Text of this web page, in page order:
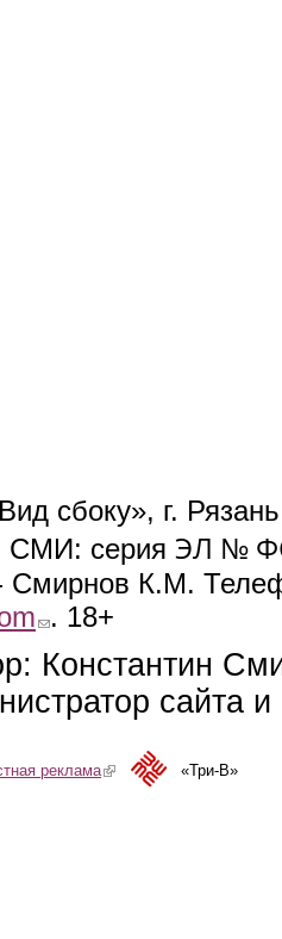
сбоку», г.
СМИ: серия ЭЛ №
Смирнов К.М.
(link sends e-mail)
. 18+
Константин
сайта
реклама(link is external)«Три-В»